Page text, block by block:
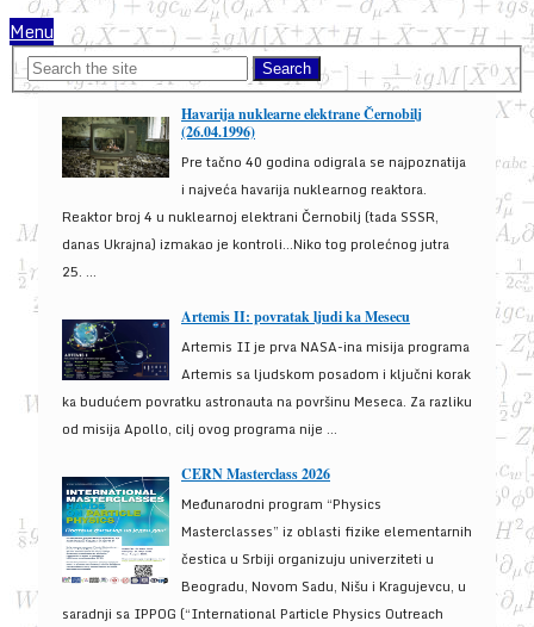
Menu
Havarija nuklearne elektrane Černobilj
(26.04.1996)
Pre tačno 40 godina odigrala se najpoznatija
i najveća havarija nuklearnog reaktora.
Reaktor broj 4 u nuklearnoj elektrani Černobilj (tada SSSR,
danas Ukrajna) izmakao je kontroli...Niko tog prolećnog jutra
25. ...
Artemis II: povratak ljudi ka Mesecu
Artemis II je prva NASA-ina misija programa
Artemis sa ljudskom posadom i ključni korak
ka budućem povratku astronauta na površinu Meseca. Za razliku
od misija Apollo, cilj ovog programa nije ...
CERN Masterclass 2026
Međunarodni program “Physics
Masterclasses” iz oblasti fizike elementarnih
čestica u Srbiji organizuju univerziteti u
Beogradu, Novom Sadu, Nišu i Kragujevcu, u
saradnji sa IPPOG (“International Particle Physics Outreach